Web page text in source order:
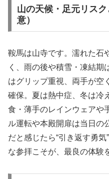
山の天候・足元リス
意）
鞍馬は山寺です。濡れた石
く、雨の後や積雪・凍結期
はグリップ重視、両手が空
確保。夏は熱中症、冬は冷
食・薄手のレインウェアや
ル運転や本殿開扉は当日の
だと感じたら“引き返す勇
な参拝こそが、最良の体験